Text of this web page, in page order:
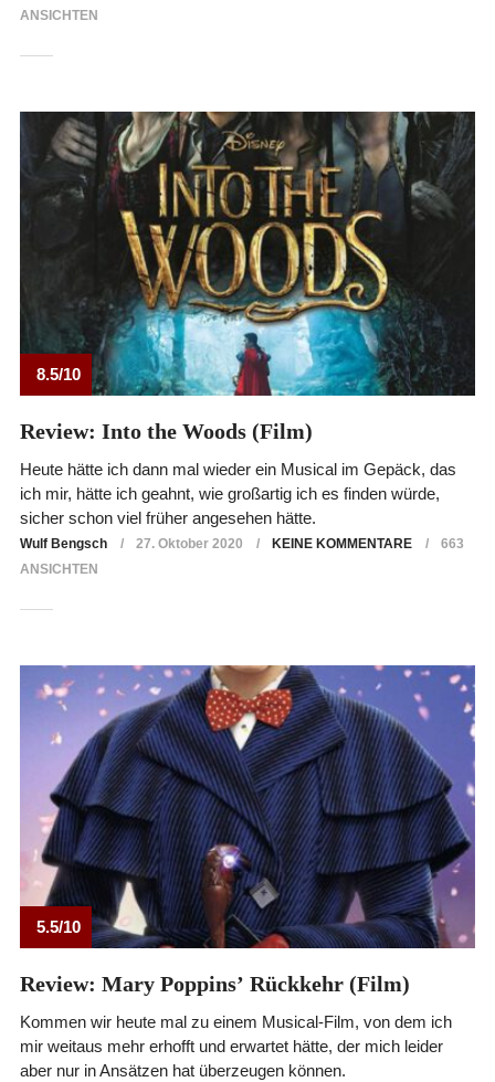
ANSICHTEN
8.5/10
Review: Into the Woods (Film)
Heute hätte ich dann mal wieder ein Musical im Gepäck, das
ich mir, hätte ich geahnt, wie großartig ich es finden würde,
sicher schon viel früher angesehen hätte.
Wulf Bengsch 27. Oktober 2020 KEINE KOMMENTARE
663
ANSICHTEN
5.5/10
Review: Mary Poppinsʼ Rückkehr (Film)
Kommen wir heute mal zu einem Musical-Film, von dem ich
mir weitaus mehr erhofft und erwartet hätte, der mich leider
aber nur in Ansätzen hat überzeugen können.